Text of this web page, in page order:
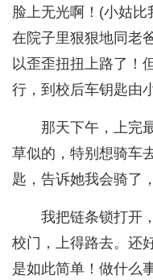
脸上无光啊！(小姑
在院子里狠狠地同老
以歪歪扭扭上路了！
行，到校后车钥匙由
那天下午，上完
草似的，特别想骑车
匙，告诉她我会骑了
我把链条锁打开
校门，上得路去。还
是如此简单！做什么